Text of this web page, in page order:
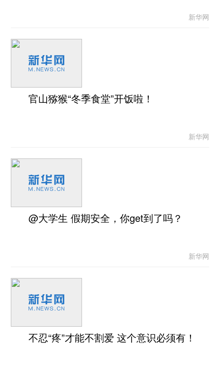
新华网
官山猕猴“冬季食堂”开饭啦！
新华网
@大学生 假期安全，你get到了吗？
新华网
不忍“疼”才能不割爱 这个意识必须有！